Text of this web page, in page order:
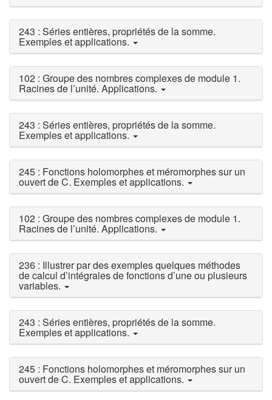
243 : Séries entières, propriétés de la somme.
Exemples et applications.
102 : Groupe des nombres complexes de module 1.
Racines de l’unité. Applications.
243 : Séries entières, propriétés de la somme.
Exemples et applications.
245 : Fonctions holomorphes et méromorphes sur un
ouvert de C. Exemples et applications.
102 : Groupe des nombres complexes de module 1.
Racines de l’unité. Applications.
236 : Illustrer par des exemples quelques méthodes
de calcul d’intégrales de fonctions d’une ou plusieurs
variables.
243 : Séries entières, propriétés de la somme.
Exemples et applications.
245 : Fonctions holomorphes et méromorphes sur un
ouvert de C. Exemples et applications.